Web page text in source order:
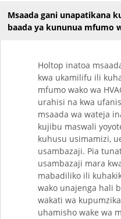
Msaada gani unapatikana
baada ya kununua mfumo
Holtop inatoa
kwa ukamilifu ili
mfumo wako wa
urahisi na kwa
msaada wa wateja
kujibu maswali
kuhusu usimamizi,
usambazaji. Pia
usambazaji mara
mabadiliko ili
wako unajenga hali
wakati wa
uhamisho wake wa